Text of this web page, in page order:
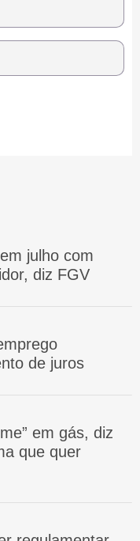
julho com
diz FGV
de juros
em gás, diz
que quer